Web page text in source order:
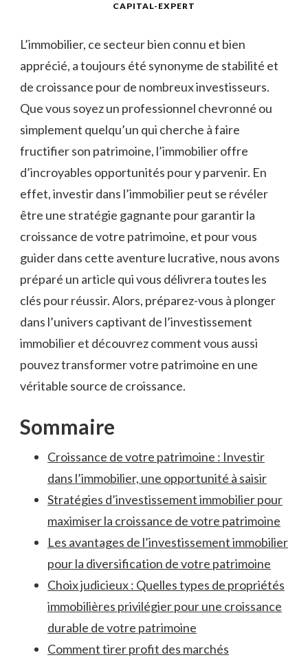
CAPITAL-EXPERT
L’immobilier, ce secteur bien ⁣connu et bien
apprécié, a toujours été⁤ synonyme de stabilité et
de croissance pour de nombreux investisseurs.
Que‌ vous soyez un professionnel chevronné ou⁣
simplement quelqu’un qui cherche à faire
fructifier ‌son patrimoine, l’immobilier offre
‌d’incroyables opportunités pour y parvenir. ⁤En
effet, investir dans l’immobilier‌ peut se révéler
être ‌une stratégie gagnante pour garantir la
croissance de votre⁢ patrimoine, et pour vous
guider dans cette aventure lucrative, nous avons
préparé un article qui vous délivrera toutes‍ les⁢
clés pour réussir. Alors, préparez-vous à plonger
dans⁢ l’univers captivant de l’investissement
immobilier et ⁤découvrez comment vous aussi
pouvez transformer‌ votre patrimoine en une
véritable source ‌de croissance.
Sommaire
Croissance de votre patrimoine : ⁣Investir
dans l’immobilier, ‍une opportunité à saisir
Stratégies d’investissement immobilier pour
maximiser la croissance de ​votre patrimoine
Les ⁢avantages de l’investissement ‍immobilier
pour la⁣ diversification de votre patrimoine
Choix judicieux : ‌Quelles types ‌de propriétés
immobilières privilégier pour une croissance
durable de ‌votre patrimoine
Comment tirer profit des ⁢marchés